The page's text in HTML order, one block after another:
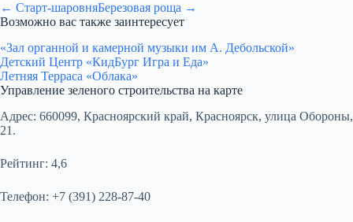
← Старт-шаровняБерезовая роща →
Возможно вас также заинтересует
«Зал органной и камерной музыки им А. Дебольской»
Детский Центр «КидБург Игра и Еда»
Летняя Терраса «Облака»
Управление зеленого строительства на карте
Адрес: 660099, Красноярский край, Красноярск, улица Обороны,
21.
Рейтинг: 4,6
Телефон: +7 (391) 228-87-40